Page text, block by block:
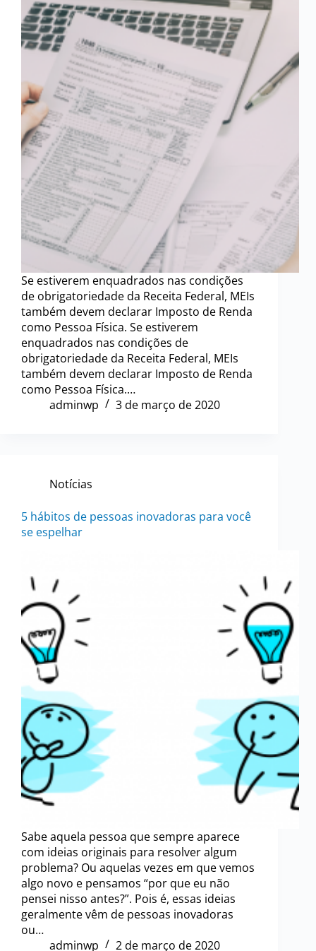
Se estiverem enquadrados nas condições
de obrigatoriedade da Receita Federal, MEIs
também devem declarar Imposto de Renda
como Pessoa Física. Se estiverem
enquadrados nas condições de
obrigatoriedade da Receita Federal, MEIs
também devem declarar Imposto de Renda
como Pessoa Física.…
adminwp
3 de março de 2020
Notícias
5 hábitos de pessoas inovadoras para você
se espelhar
Sabe aquela pessoa que sempre aparece
com ideias originais para resolver algum
problema? Ou aquelas vezes em que vemos
algo novo e pensamos “por que eu não
pensei nisso antes?”. Pois é, essas ideias
geralmente vêm de pessoas inovadoras
ou…
adminwp
2 de março de 2020